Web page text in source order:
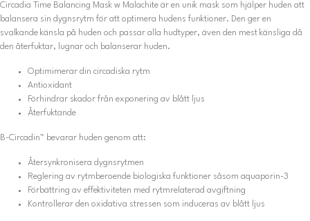
Circadia Time Balancing Mask w Malachite är en unik mask som hjälper huden att
balansera sin dygnsrytm för att optimera hudens funktioner. Den ger en
svalkande känsla på huden och passar alla hudtyper, även den mest känsliga då
den återfuktar, lugnar och balanserar huden.
Optimimerar din circadiska rytm
Antioxidant
Förhindrar skador från exponering av blått ljus
Återfuktande
B-Circadin™ bevarar huden genom att:
Återsynkronisera dygnsrytmen
Reglering av rytmberoende biologiska funktioner såsom aquaporin-3
Förbättring av effektiviteten med rytmrelaterad avgiftning
Kontrollerar den oxidativa stressen som induceras av blått ljus